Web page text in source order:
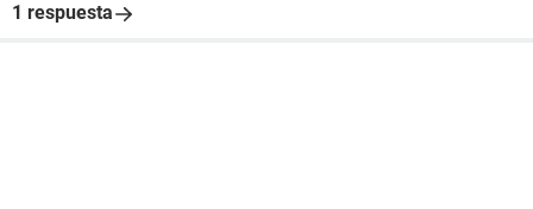
1 respuesta